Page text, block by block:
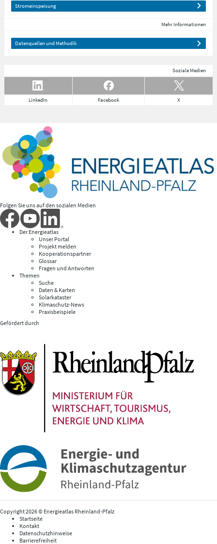
Stromeinspeisung
Mehr Informationen
Datenquellen und Methodik
Soziale Medien
LinkedIn Facebook X
Folgen Sie uns auf den sozialen Medien
Der Energieatlas
Unser Portal
Projekt melden
Kooperationspartner
Glossar
Fragen und Antworten
Themen
Suche
Daten & Karten
Solarkataster
Klimaschutz-News
Praxisbeispiele
Gefördert durch
Copyright 2026 © Energieatlas Rheinland-Pfalz
Startseite
Kontakt
Datenschutzhinweise
Barrierefreiheit